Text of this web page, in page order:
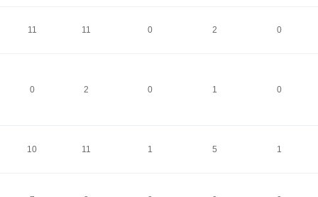
11 11 0 2 0
0 2 0 1 0
10 11 1 5 1